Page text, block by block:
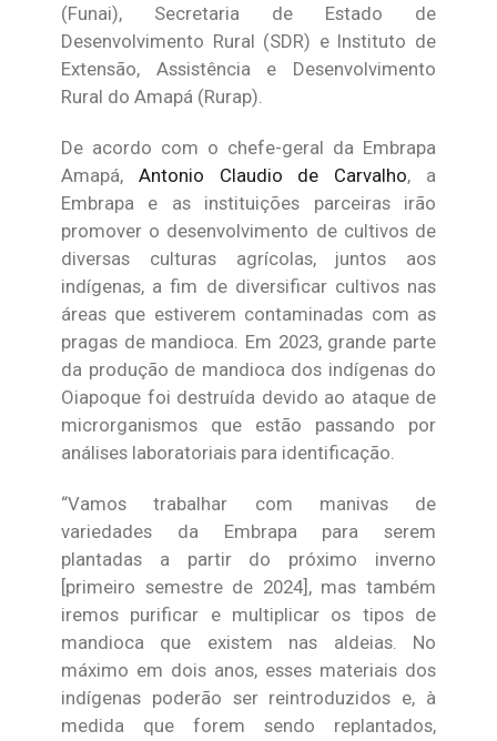
(Funai), Secretaria de Estado de
Desenvolvimento Rural (SDR) e Instituto de
Extensão, Assistência e Desenvolvimento
Rural do Amapá (Rurap).
De acordo com o chefe-geral da Embrapa
Amapá, Antonio Claudio de Carvalho, a
Embrapa e as instituições parceiras irão
promover o desenvolvimento de cultivos de
diversas culturas agrícolas, juntos aos
indígenas, a fim de diversificar cultivos nas
áreas que estiverem contaminadas com as
pragas de mandioca. Em 2023, grande parte
da produção de mandioca dos indígenas do
Oiapoque foi destruída devido ao ataque de
microrganismos que estão passando por
análises laboratoriais para identificação.
“Vamos trabalhar com manivas de
variedades da Embrapa para serem
plantadas a partir do próximo inverno
[primeiro semestre de 2024], mas também
iremos purificar e multiplicar os tipos de
mandioca que existem nas aldeias. No
máximo em dois anos, esses materiais dos
indígenas poderão ser reintroduzidos e, à
medida que forem sendo replantados,